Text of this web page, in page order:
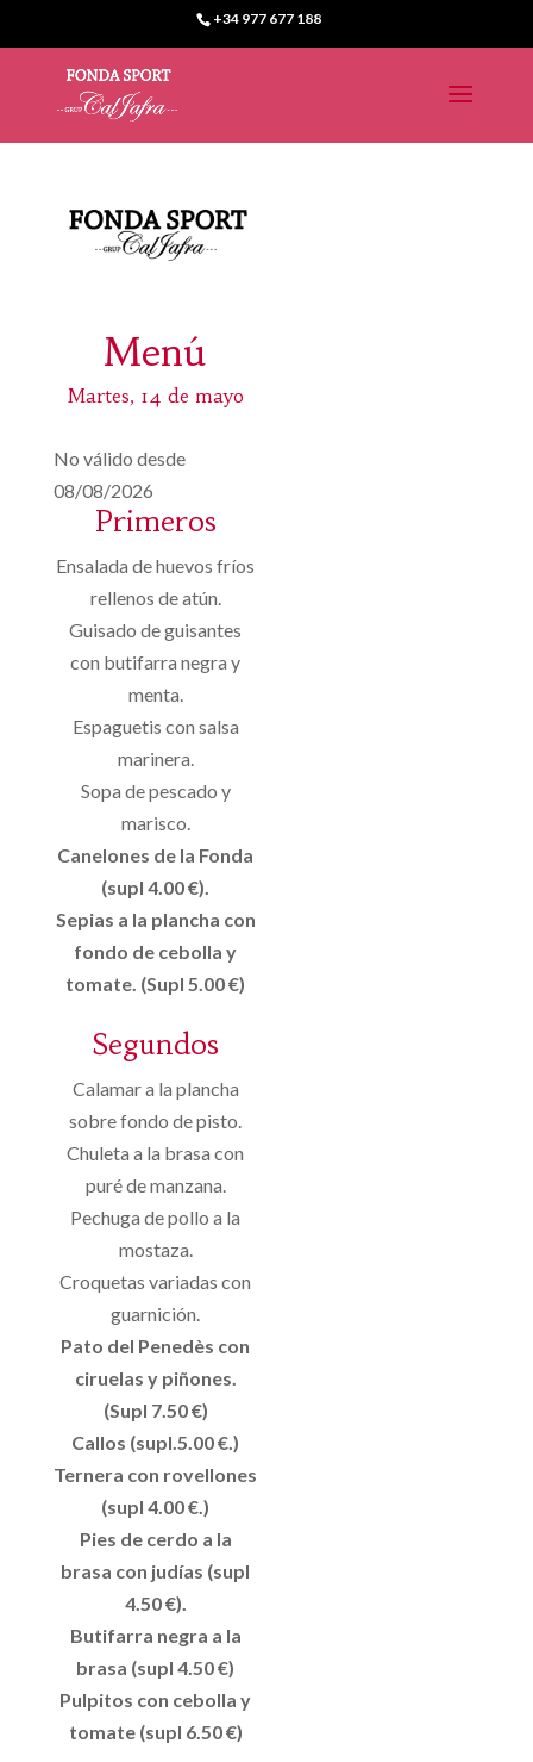
+34 977 677 188
Menú
Martes, 14 de mayo
No válido desde
08/08/2026
Primeros
Ensalada de huevos fríos
rellenos de atún.
Guisado de guisantes
con butifarra negra y
menta.
Espaguetis con salsa
marinera.
Sopa de pescado y
marisco.
Canelones de la Fonda
(supl 4.00 €).
Sepias a la plancha con
fondo de cebolla y
tomate. (Supl 5.00 €)
Segundos
Calamar a la plancha
sobre fondo de pisto.
Chuleta a la brasa con
puré de manzana.
Pechuga de pollo a la
mostaza.
Croquetas variadas con
guarnición.
Pato del Penedès con
ciruelas y piñones.
(Supl 7.50 €)
Callos (supl.5.00 €.)
Ternera con rovellones
(supl 4.00 €.)
Pies de cerdo a la
brasa con judías (supl
4.50 €).
Butifarra negra a la
brasa (supl 4.50 €)
Pulpitos con cebolla y
tomate (supl 6.50 €)